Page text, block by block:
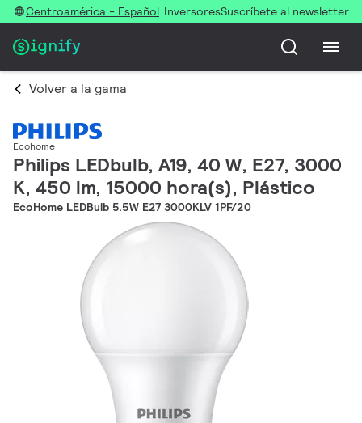
Centroamérica - Español InversoresSuscríbete al newsletter
Volver a la gama
Ecohome
Philips LEDbulb, A19, 40 W, E27, 3000
K, 450 lm, 15000 hora(s), Plástico
EcoHome LEDBulb 5.5W E27 3000KLV 1PF/20